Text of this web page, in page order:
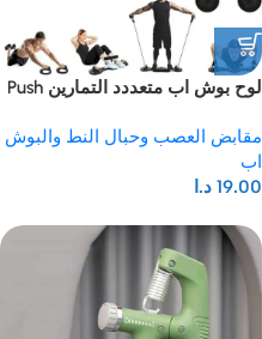
لوح بوش اب متعددد التمارين Push
مقابض العصب وحبال النط والبوش
اب
19.00 د.ا